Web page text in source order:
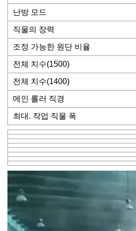
난방 모드
직물의 장력
조정 가능한 원단 비율
전체 치수(1500)
전체 치수(1400)
메인 롤러 직경
최대. 작업 직물 폭